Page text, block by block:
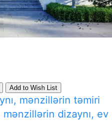
Add to Wish List
mənzillərin təmiri
mənzillərin dizaynı, ev